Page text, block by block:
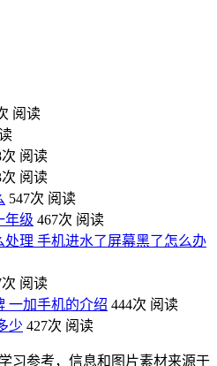
阅读
次 阅读
次 阅读
547次 阅读
年级 467次 阅读
理 手机进水了屏幕黑了怎么办
次 阅读
一加手机的介绍 444次 阅读
少 427次 阅读
习参考，信息和图片素材来源于